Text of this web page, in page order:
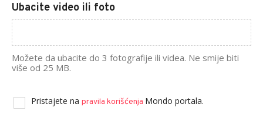
Ubacite video ili foto
Možete da ubacite do 3 fotografije ili videa. Ne smije biti
više od 25 MB.
Pristajete na pravila korišćenja Mondo portala.